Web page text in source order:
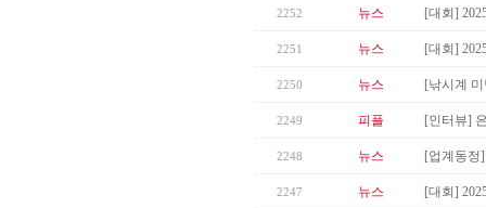
2252 뉴스 [대회]
2251 뉴스 [대회]
2250 뉴스 [낚시계
2249 피플 [인터뷰]
2248 뉴스 [업계동정
2247 뉴스 [대회]